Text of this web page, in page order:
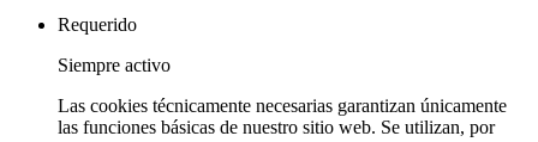
Requerido
Siempre activo
Las cookies técnicamente necesarias garantizan únicamente
las funciones básicas de nuestro sitio web. Se utilizan, por